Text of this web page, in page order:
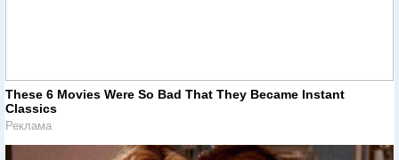
These 6 Movies Were So Bad That They Became Instant
Classics
Реклама